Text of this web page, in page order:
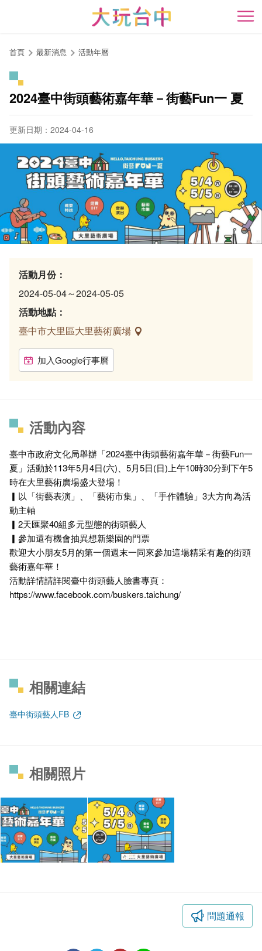
開
首頁 最新消息 活動年曆
2024臺中街頭藝術嘉年華－街藝Fun一 夏
更新日期：2024-04-16
活動月份：
2024-05-04～2024-05-05
活動地點：
臺中市大里區大里藝術廣場
加入Google行事曆
活動內容
臺中市政府文化局舉辦「2024臺中街頭藝術嘉年華－街藝Fun一
夏」活動於113年5月4日(六)、5月5日(日)上午10時30分到下午5
時在大里藝術廣場盛大登場！
▎以「街藝表演」、「藝術市集」、「手作體驗」3大方向為活
動主軸
▎2天匯聚40組多元型態的街頭藝人
▎參加還有機會抽異想新樂園的門票
歡迎大小朋友5月的第一個週末一同來參加這場精采有趣的街頭
藝術嘉年華！
活動詳情請詳閱臺中街頭藝人臉書專頁：
https://www.facebook.com/buskers.taichung/
相關連結
臺中街頭藝人FB
相關照片
問題通報